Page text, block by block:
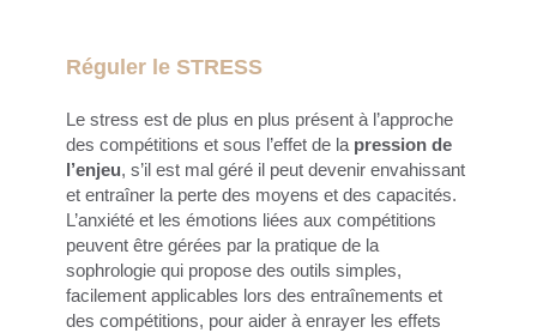
Réguler le STRESS
Le stress est de plus en plus présent à l’approche
des compétitions et sous l’effet de la pression de
l’enjeu, s’il est mal géré il peut devenir envahissant
et entraîner la perte des moyens et des capacités.
L’anxiété et les émotions liées aux compétitions
peuvent être gérées par la pratique de la
sophrologie qui propose des outils simples,
facilement applicables lors des entraînements et
des compétitions, pour aider à enrayer les effets